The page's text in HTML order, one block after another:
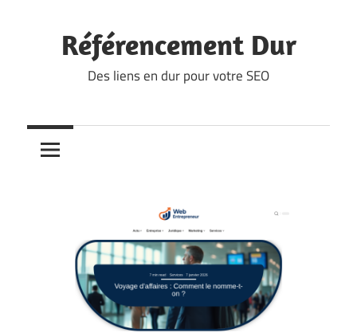
contentRéférencement Dur
Des liens en dur pour votre SEO